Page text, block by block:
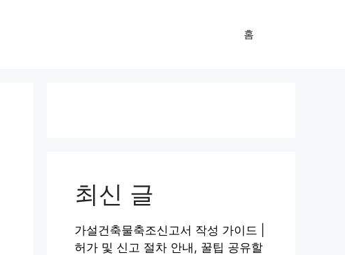
홈
최신 글
가설건축물축조신고서 작성 가이드 |
허가 및 신고 절차 안내, 꿀팁 공유할